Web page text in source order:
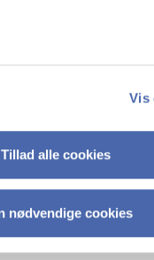
Vis
Tillad alle cookies
nødvendige cookies